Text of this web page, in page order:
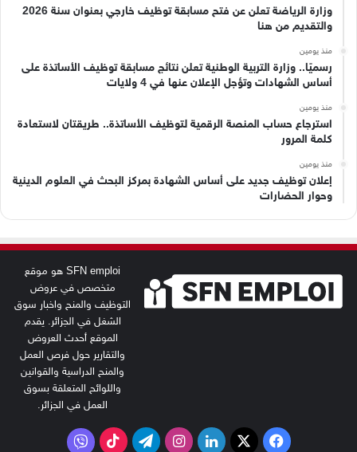
وزارة الرياضة تعلن عن فتح مسابقة توظيف خارجي بعنوان سنة 2026
والتقديم من هنا
منذ يومين
رسميًا.. وزارة التربية الوطنية تعلن نتائج مسابقة توظيف الأساتذة على
أساس الشهادات وتؤجل الإعلان عنها في 4 ولايات
منذ يومين
استرجاع حساب المنصة الرقمية لتوظيف الأساتذة.. طريقتان لاستعادة
كلمة المرور
منذ يومين
إعلان توظيف جديد على أساس الشهادة بمركز البحث في العلوم الدينية
وحوار الحضارات
SFN emploi هو موقع
متخصص في عروض
التوظيف والمنح واخبار سوق
الشغل في الجزائر. يقدم
الموقع أحدث العروض
والتقارير حول فرص العمل
والمنح الدراسية والقوانين
واللوائح المتعلقة بسوق
العمل في الجزائر.
فيسبوك
‫X لينكدإنانستقرامتيلقرام‫TikTokفايبر